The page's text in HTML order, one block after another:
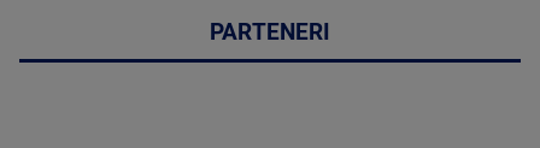
PARTENERI